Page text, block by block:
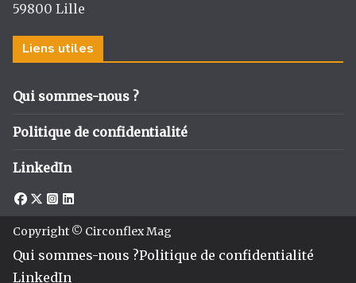
59800 Lille
Liens utiles
Qui sommes-nous ?
Politique de confidentialité
LinkedIn
Copyright © Circonflex Mag
Qui sommes-nous ?Politique de confidentialité
LinkedIn